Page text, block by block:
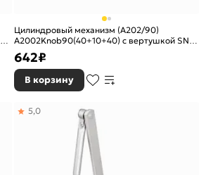
Цилиндровый механизм (A202/90)
A2002Knob90(40+10+40) с вертушкой SN
никель
642₽
В корзину
5,0